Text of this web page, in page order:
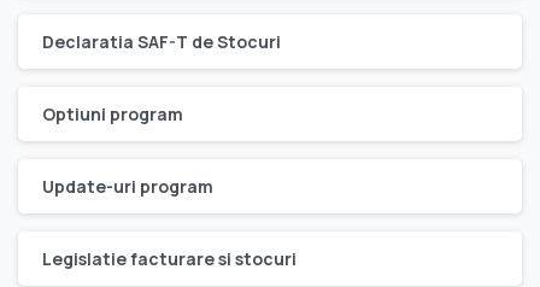
Declaratia SAF-T de Stocuri
Optiuni program
Update-uri program
Legislatie facturare si stocuri